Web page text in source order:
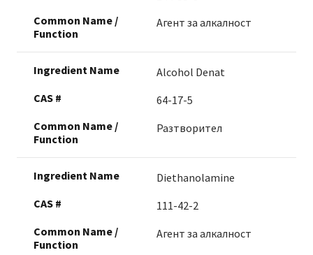
Агент за алкалност
Alcohol Denat
64-17-5
Разтворител
Diethanolamine
111-42-2
Агент за алкалност